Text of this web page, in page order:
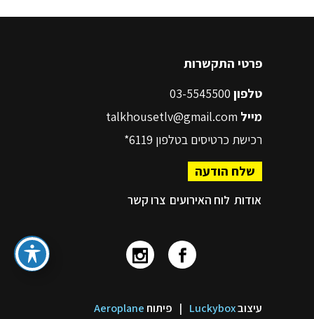
פרטי התקשרות
טלפון
מייל talkhousetlv@gmail.com
רכישת כרטיסים בטלפון 6119*
שלח הודעה
אודות לוח האירועים צרו קשר
עיצובLuckybox
| פיתוח Aeroplane